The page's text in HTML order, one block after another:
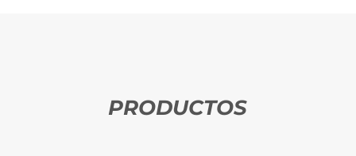
PRODUCTOS